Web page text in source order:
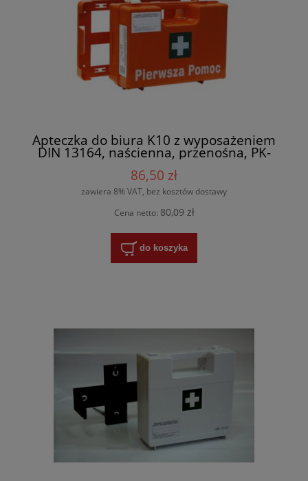
Apteczka do biura K10 z wyposażeniem
DIN 13164, naścienna, przenośna, PK-
86,50 zł
zawiera 8% VAT, bez kosztów dostawy
Cena netto: 80,09 zł
do koszyka